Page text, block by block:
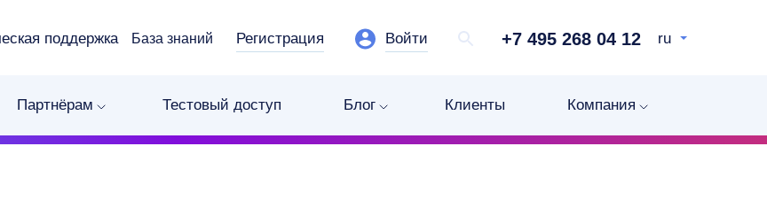
поддержка База знаний Регистрация Войти +7 495 268 04 12 ru
Партнёрам Тестовый доступ Блог Клиенты Компания